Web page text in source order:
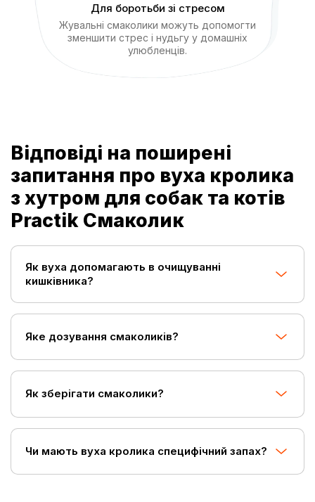
Для боротьби зі стресом
Жувальні смаколики можуть допомогти
зменшити стрес і нудьгу у домашніх
улюбленців.
Відповіді на поширені
запитання про вуха кролика
з хутром для собак та котів
Practik Смаколик
Як вуха допомагають в очищуванні
кишківника?
Яке дозування смаколиків?
Як зберігати смаколики?
Чи мають вуха кролика специфічний запах?